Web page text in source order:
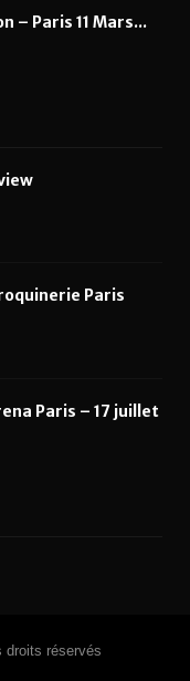
– Paris 11 Mars...
Paris
Paris – 17 juillet
droits réservés